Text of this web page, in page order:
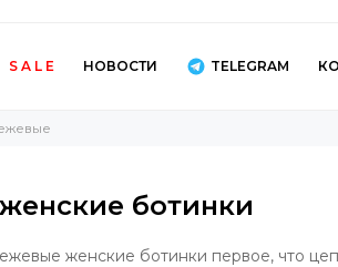
S A L E НОВОСТИ TELEGRAM
ботинки
женские ботинки первое, что